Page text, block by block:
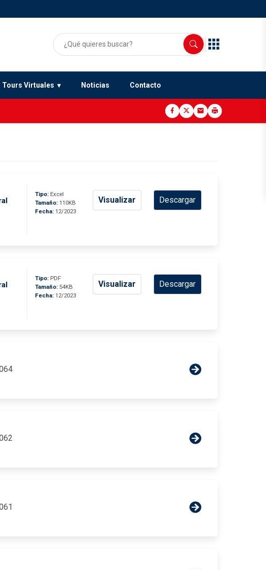
Tours Virtuales Noticias Contacto
Tipo: Excel
Tamaño: 110KB
Fecha: 12/2023
Visualizar Descargar
Tipo: PDF
Tamaño: 54KB
Fecha: 12/2023
Visualizar Descargar